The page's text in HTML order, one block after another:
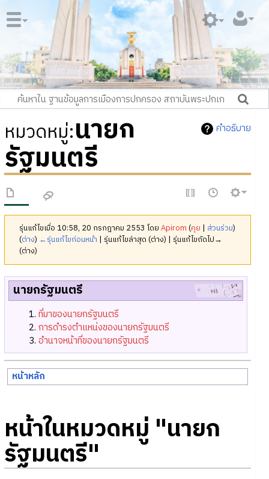
คำอธิบาย
หมวดหมู่:นายก
รัฐมนตรี
รุ่นแก้ไขเมื่อ 10:58, 20 กรกฎาคม 2553 โดยApirom (คุย | ส่วนร่วม)
(ต่าง) ←รุ่นแก้ไขก่อนหน้า | รุ่นแก้ไขล่าสุด (ต่าง) | รุ่นแก้ไขถัดไป→
(ต่าง)
นายกรัฐมนตรี
ที่มาของนายกรัฐมนตรี
การดำรงตำแหน่งของนายกรัฐมนตรี
อำนาจหน้าที่ของนายกรัฐมนตรี
หน้าหลัก
หน้าในหมวดหมู่ "นายก
รัฐมนตรี"